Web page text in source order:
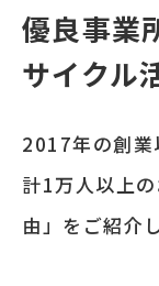
優良事業
サイクル
2017年の創業
計1万人以上
由」をご紹介